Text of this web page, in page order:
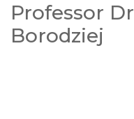
Professor
Borodziej